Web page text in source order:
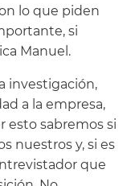
lo que piden
si
Manuel.
investigación,
a la empresa,
esto sabremos si
nuestros y, si es
que